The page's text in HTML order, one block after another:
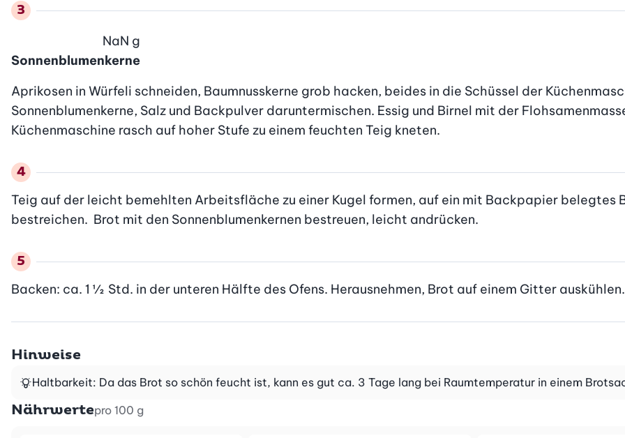
Sonnenblumenkerne
NaN g
Aprikosen in Würfeli schneiden, Baumnusskerne grob hacken, beides in die Schüssel der
Sonnenblumenkerne, Salz und Backpulver daruntermischen. Essig und Birnel mit der
Küchenmaschine rasch auf hoher Stufe zu einem feuchten Teig kneten.
Teig auf der leicht bemehlten Arbeitsfläche zu einer Kugel formen, auf ein mit Backpapier belegtes
bestreichen.  Brot mit den Sonnenblumenkernen bestreuen, leicht andrücken.
Backen: ca. 1 ½  Std. in der unteren Hälfte des Ofens. Herausnehmen, Brot auf einem Gitter auskühlen.
Hinweise
Haltbarkeit: Da das Brot so schön feucht ist, kann es gut ca. 3 Tage lang bei Raumtemperatur in einem
Nährwertepro 100 g